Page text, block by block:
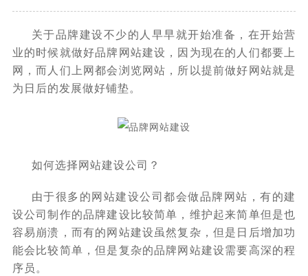
关于品牌建设不少的人早早就开始准备，在开始营
业的时候就做好品牌网站建设，因为现在的人们都要上
网，而人们上网都会浏览网站，所以提前做好网站就是
为日后的发展做好铺垫。
如何选择网站建设公司？
由于很多的网站建设公司都会做品牌网站，有的建
设公司制作的品牌建设比较简单，维护起来简单但是也
容易崩溃，而有的网站建设虽然复杂，但是日后增加功
能会比较简单，但是复杂的品牌网站建设需要高深的程
序员。